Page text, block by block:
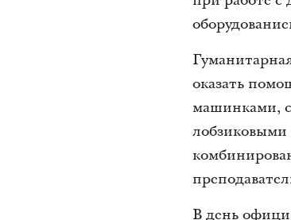
оказать
машинками,
В день